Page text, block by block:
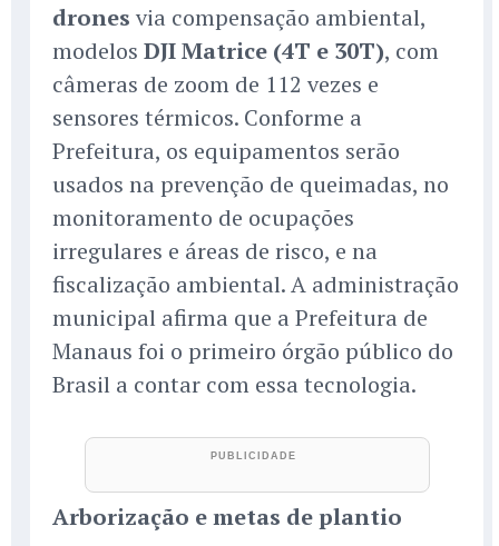
drones via compensação ambiental,
modelos DJI Matrice (4T e 30T), com
câmeras de zoom de 112 vezes e
sensores térmicos. Conforme a
Prefeitura, os equipamentos serão
usados na prevenção de queimadas, no
monitoramento de ocupações
irregulares e áreas de risco, e na
fiscalização ambiental. A administração
municipal afirma que a Prefeitura de
Manaus foi o primeiro órgão público do
Brasil a contar com essa tecnologia.
Arborização e metas de plantio